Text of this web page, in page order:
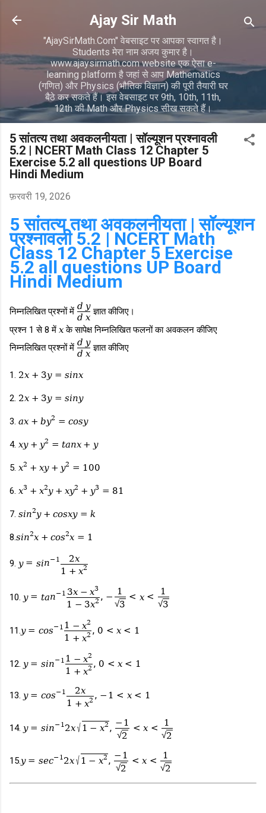
सीधे मुख्य सामग्री पर जाएं
Ajay Sir Math
"AjaySirMath.Com" वेबसाइट पर आपका स्वागत है।
Students मेरा नाम अजय कुमार है।
www.ajaysirmath.com website एक ऐसा e-
learning platform है जहां से आप Mathematics
(गणित) और Physics (भौतिक विज्ञान) की पूरी तैयारी घर
बैठे कर सकते हैं। इस वेबसाइट पर 9th, 10th, 11th,
12th की Math और Physics सीख सकते हैं।
5 सांतत्य तथा अवकलनीयता | सॉल्यूशन प्रश्नावली
5.2 | NCERT Math Class 12 Chapter 5
Exercise 5.2 all questions UP Board
Hindi Medium
फ़रवरी 19, 2026
5 सांतत्य तथा अवकलनीयता | सॉल्यूशन
प्रश्नावली 5.2 | NCERT Math
Class 12 Chapter 5 Exercise
5.2 all questions UP Board
Hindi Medium
निम्नलिखित प्रश्नों में d y
d x
ज्ञात कीजिए।
प्रश्न 1 से 8 में xके सापेक्ष निम्नलिखित फलनों का अवकलन कीजिए
निम्नलिखित प्रश्नों में d y
d x
ज्ञात कीजिए
1. 2x + 3y = sinx
2. 2x + 3y = siny
3. ax + by2 = cosy
4. xy + y2 = tanx + y
5. x2 + xy + y2 = 100
6. x3 + x2y + xy2 + y3 = 81
7. sin2y + cosxy = k
8. sin2x + cos2x = 1
9. y = sin− 1 2x
1 + x2
10. y = tan− 1 3x − x3
1 − 3x2 , − 1
√3
< x < 1
√3
11.y = cos− 1 1 − x2
1 + x2 , 0 < x < 1
12. y = sin− 1 1 − x2
1 + x2 , 0 < x < 1
13. y = cos− 1 2x
1 + x2 , − 1 < x < 1
14. y = sin− 12x√ 1 − x2 , − 1
√2
< x < 1
√2
15.y = sec− 12x√ 1 − x2 , − 1
√2
< x < 1
√2